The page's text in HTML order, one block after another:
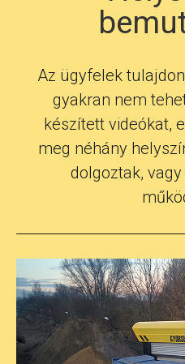
Az ügyfelek
gyakran nem
készített videókat,
meg néhány
dolgoztak,